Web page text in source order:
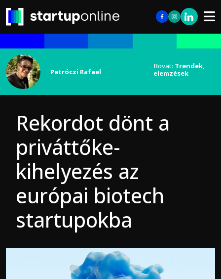
Petróczi Rafael
Rovat: Trendek,
elemzések
Rekordot dönt a
priváttőke-
kihelyezés az
európai biotech
startupokba